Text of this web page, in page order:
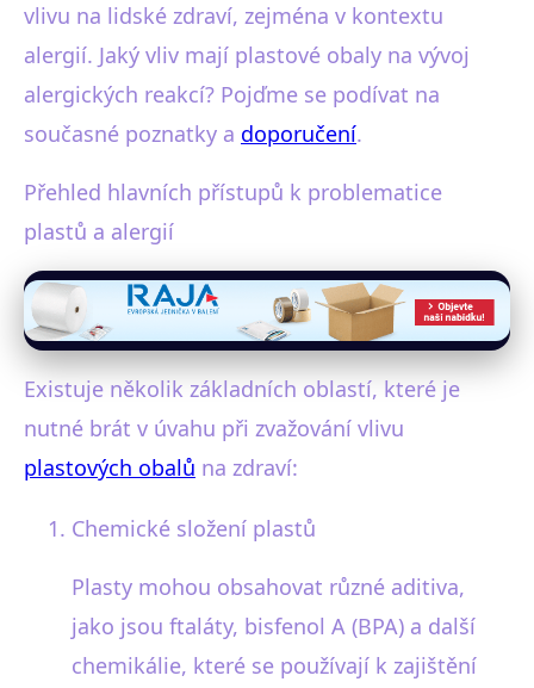
vlivu na lidské zdraví, zejména v kontextu
alergií. Jaký vliv mají plastové obaly na vývoj
alergických reakcí? Pojďme se podívat na
současné poznatky a doporučení.
Přehled hlavních přístupů k problematice
plastů a alergií
Existuje několik základních oblastí, které je
nutné brát v úvahu při zvažování vlivu
plastových obalů na zdraví:
Chemické složení plastů
Plasty mohou obsahovat různé aditiva,
jako jsou ftaláty, bisfenol A (BPA) a další
chemikálie, které se používají k zajištění